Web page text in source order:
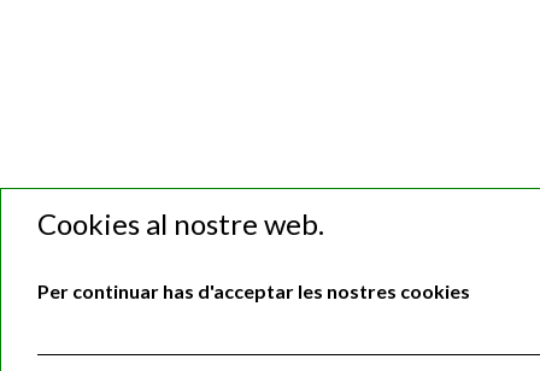
Cookies al nostre web.
Per continuar has d'acceptar les nostres cookies